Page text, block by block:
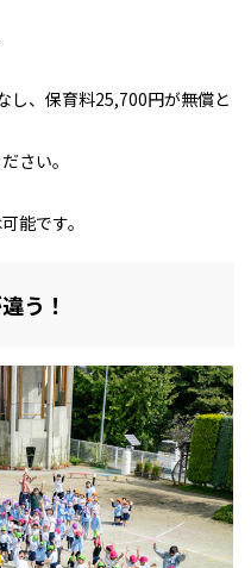
し、保育料25,700円が無償と
さい。
能です。
う！